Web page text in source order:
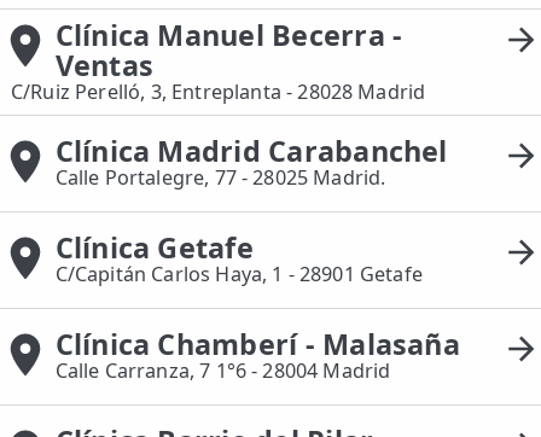
Clínica Manuel Becerra -
Ventas
C/Ruiz Perelló, 3, Entreplanta - 28028 Madrid
Clínica Madrid Carabanchel
Calle Portalegre, 77 - 28025 Madrid.
Clínica Getafe
C/Capitán Carlos Haya, 1 - 28901 Getafe
Clínica Chamberí - Malasaña
Calle Carranza, 7 1°6 - 28004 Madrid